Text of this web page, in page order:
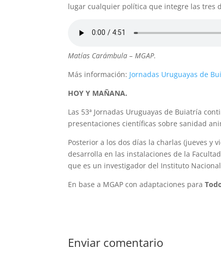
lugar cualquier política que integre las tres
Matías Carámbula – MGAP.
Más información: Jornadas Uruguayas de
HOY Y MAÑANA.
Las 53ª Jornadas Uruguayas de Buiatría
presentaciones científicas sobre sanidad
Posterior a los dos días la charlas (jueves y
desarrolla en las instalaciones de la
que es un investigador del Instituto
En base a MGAP con adaptaciones para
Enviar comentario